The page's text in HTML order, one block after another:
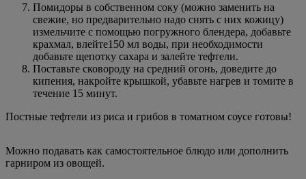
Помидоры в собственном соку (можно заменить на
свежие, но предварительно надо снять с них кожицу)
измельчите с помощью погружного блендера, добавьте
крахмал, влейте150 мл воды, при необходимости
добавьте щепотку сахара и залейте тефтели.
Поставьте сковороду на средний огонь, доведите до
кипения, накройте крышкой, убавьте нагрев и томите в
течение 15 минут.
Постные тефтели из риса и грибов в томатном соусе готовы!
Можно подавать как самостоятельное блюдо или дополнить
гарниром из овощей.